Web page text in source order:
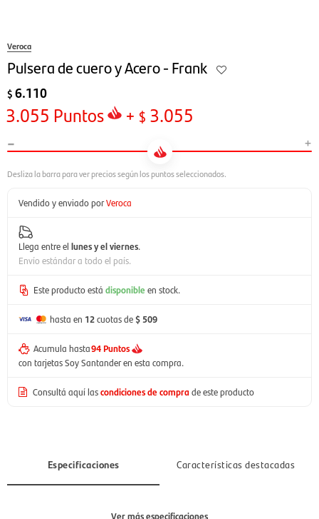
Veroca
Pulsera de cuero y Acero - Frank
$ 6.110
3.055 Puntos + $ 3.055
- +
Vendido y enviado porVeroca
Llega entre el lunes y el viernes.
Envío estándar a todo el país.
Este producto está disponible en stock.
hasta en 12cuotas de$ 509
Acumula hasta94 Puntos
con tarjetas Soy Santander en esta compra.
Consultá aquí lascondiciones de comprade este producto
Especificaciones Características destacadas
Ver más especificaciones